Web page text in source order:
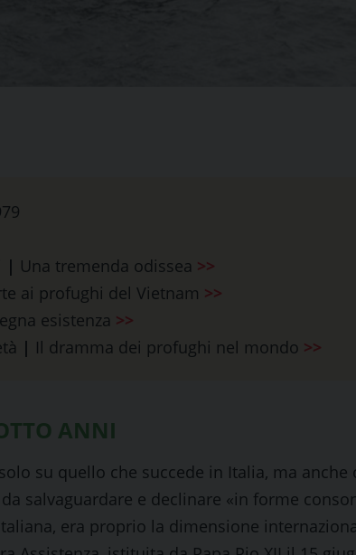
| Una tremenda odissea >>
ai profughi del Vietnam >>
esistenza >>
| Il dramma dei profughi nel mondo >>
ANNI
su quello che succede in Italia, ma anche
da salvaguardare e declinare «in forme
era proprio la dimensione